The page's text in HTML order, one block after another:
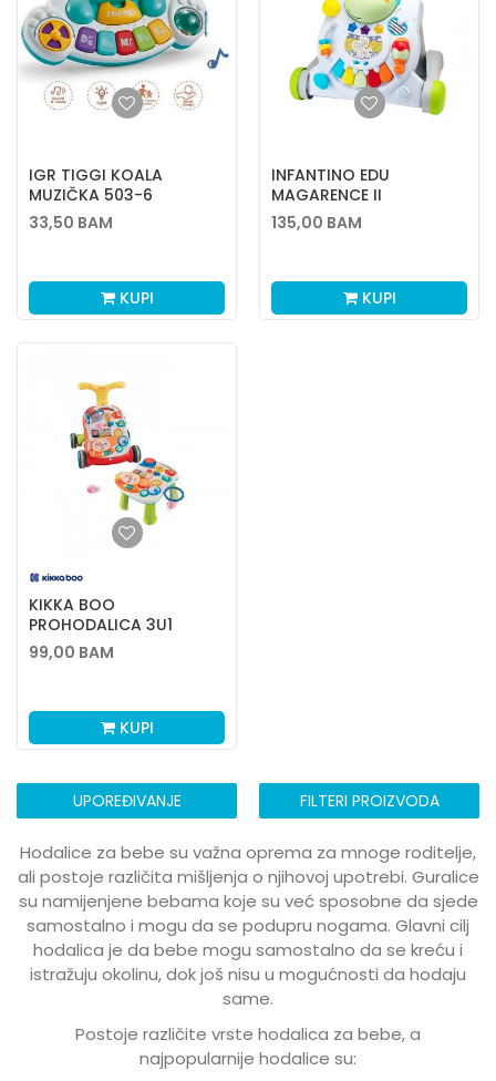
IGR TIGGI KOALA
MUZIČKA 503-6
33,50 BAM
KUPI
INFANTINO EDU
MAGARENCE II
135,00 BAM
KUPI
KIKKA BOO
PROHODALICA 3U1
PLAY&GROW,RED
99,00 BAM
KUPI
UPOREĐIVANJE FILTERI PROIZVODA
Hodalice za bebe su važna oprema za mnoge roditelje,
ali postoje različita mišljenja o njihovoj upotrebi. Guralice
su namijenjene bebama koje su već sposobne da sjede
samostalno i mogu da se podupru nogama. Glavni cilj
hodalica je da bebe mogu samostalno da se kreću i
istražuju okolinu, dok još nisu u mogućnosti da hodaju
same.
Postoje različite vrste hodalica za bebe, a
najpopularnije hodalice su: